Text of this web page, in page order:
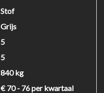
Stof
Grijs
5
5
840 kg
€ 70 - 76 per kwartaal